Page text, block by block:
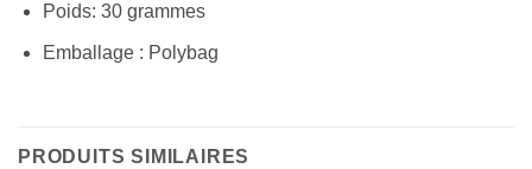
Poids: 30 grammes
Emballage : Polybag
PRODUITS SIMILAIRES